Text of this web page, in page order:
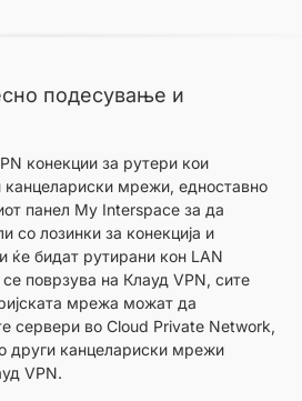
подесување и
конекции за рутери кои
канцелариски мрежи, едноставно
панел My Interspace за да
со лозинки за конекција и
ќе бидат рутирани кон LAN
поврзува на Клауд VPN, сите
мрежа можат да
сервери во Cloud Private Network,
други канцелариски мрежи
VPN.